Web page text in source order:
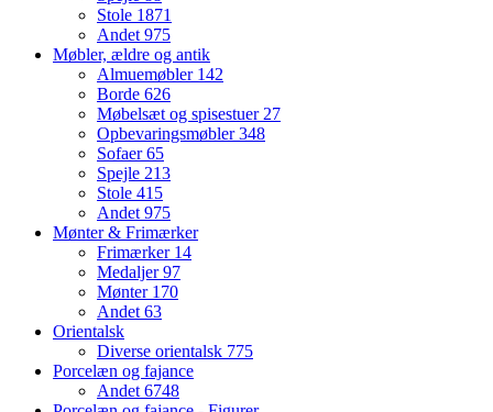
Stole 1871
Andet 975
Møbler, ældre og antik
Almuemøbler 142
Borde 626
Møbelsæt og spisestuer 27
Opbevaringsmøbler348
Sofaer65
Spejle 213
Stole 415
Andet 975
Mønter & Frimærker
Frimærker 14
Medaljer97
Mønter 170
Andet 63
Orientalsk
Diverse orientalsk 775
Porcelæn og fajance
Andet 6748